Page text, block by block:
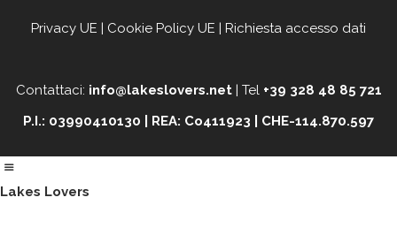
Privacy UE | Cookie Policy UE | Richiesta accesso dati
Contattaci: info@lakeslovers.net| Tel +39 328 48 85 721
P.I.: 03990410130 | REA: Co411923 | CHE-114.870.597
Lakes Lovers